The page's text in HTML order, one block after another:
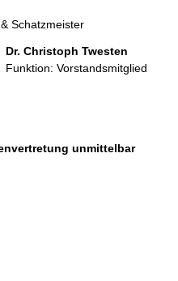
Schatzmeister
Dr. Christoph Twesten
Funktion: Vorstandsmitglied
unmittelbar